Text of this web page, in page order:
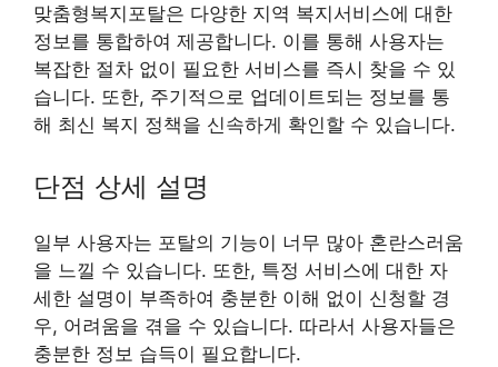
맞춤형복지포탈은 다양한 지역 복지서비스에 대한
정보를 통합하여 제공합니다. 이를 통해 사용자는
복잡한 절차 없이 필요한 서비스를 즉시 찾을 수 있
습니다. 또한, 주기적으로 업데이트되는 정보를 통
해 최신 복지 정책을 신속하게 확인할 수 있습니다.
단점 상세 설명
일부 사용자는 포탈의 기능이 너무 많아 혼란스러움
을 느낄 수 있습니다. 또한, 특정 서비스에 대한 자
세한 설명이 부족하여 충분한 이해 없이 신청할 경
우, 어려움을 겪을 수 있습니다. 따라서 사용자들은
충분한 정보 습득이 필요합니다.